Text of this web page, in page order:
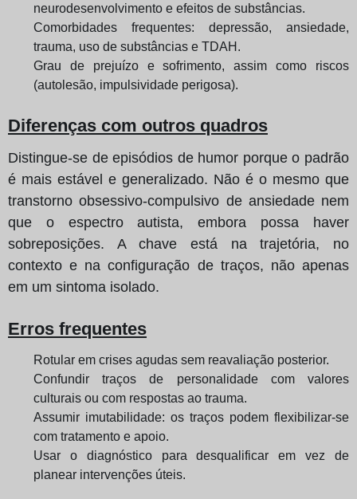
neurodesenvolvimento e efeitos de substâncias.
Comorbidades frequentes: depressão, ansiedade,
trauma, uso de substâncias e TDAH.
Grau de prejuízo e sofrimento, assim como riscos
(autolesão, impulsividade perigosa).
Diferenças com outros quadros
Distingue‑se de episódios de humor porque o padrão
é mais estável e generalizado. Não é o mesmo que
transtorno obsessivo‑compulsivo de ansiedade nem
que o espectro autista, embora possa haver
sobreposições. A chave está na trajetória, no
contexto e na configuração de traços, não apenas
em um sintoma isolado.
Erros frequentes
Rotular em crises agudas sem reavaliação posterior.
Confundir traços de personalidade com valores
culturais ou com respostas ao trauma.
Assumir imutabilidade: os traços podem flexibilizar‑se
com tratamento e apoio.
Usar o diagnóstico para desqualificar em vez de
planear intervenções úteis.